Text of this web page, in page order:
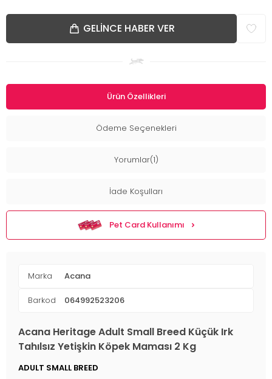
GELINCE HABER VER
Ürün Özellikleri
Ödeme Seçenekleri
Yorumlar(1)
İade Koşulları
Pet Card Kullanımı
Marka Acana
Barkod 064992523206
Acana Heritage Adult Small Breed Küçük Irk
Tahılsız Yetişkin Köpek Maması 2 Kg
ADULT SMALL BREED